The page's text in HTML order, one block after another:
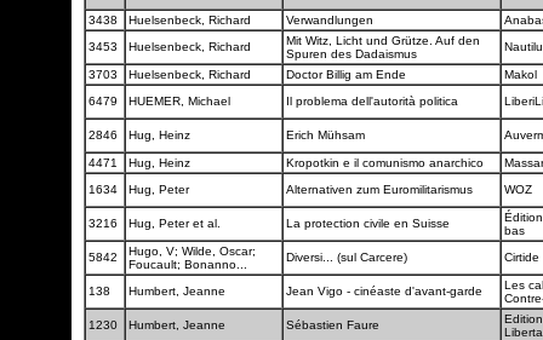
3438 Huelsenbeck, Richard Verwandlungen
3453
Huelsenbeck, Richard
Mit Witz, Licht und Grütze. Auf den
Spuren des Dadaismus
3703 Huelsenbeck, Richard Doctor Billig am Ende
Makol
6479
HUEMER, Michael Il problema dell'autorità politica
2846 Hug, Heinz Erich Mühsam
4471 Hug, Heinz Kropotkin e il comunismo anarchico
1634
Hug, Peter Alternativen zum Euromilitarismus WOZ
3216 Hug, Peter et al. La protection civile en Suisse
bas
5842
Hugo, V; Wilde, Oscar;
Foucault; Bonanno...
Diversi... (sul Carcere) Cirtide
138 Humbert, Jeanne Jean Vigo - cinéaste d'avant-garde
Les
1230
Humbert, Jeanne Sébastien Faure